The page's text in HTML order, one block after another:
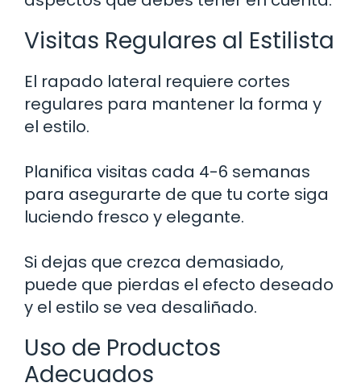
Visitas Regulares al Estilista
El rapado lateral requiere cortes
regulares para mantener la forma y
el estilo.
Planifica visitas cada 4-6 semanas
para asegurarte de que tu corte siga
luciendo fresco y elegante.
Si dejas que crezca demasiado,
puede que pierdas el efecto deseado
y el estilo se vea desaliñado.
Uso de Productos
Adecuados